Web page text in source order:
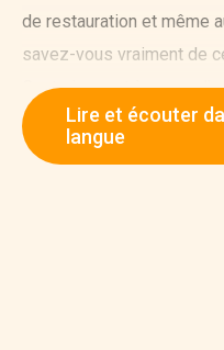
de restauration et même
savez-vous vraiment de
Contrairement à ce que
"sushi" ne fait pas
l'ingrédient principal du
Lire et écouter
langue